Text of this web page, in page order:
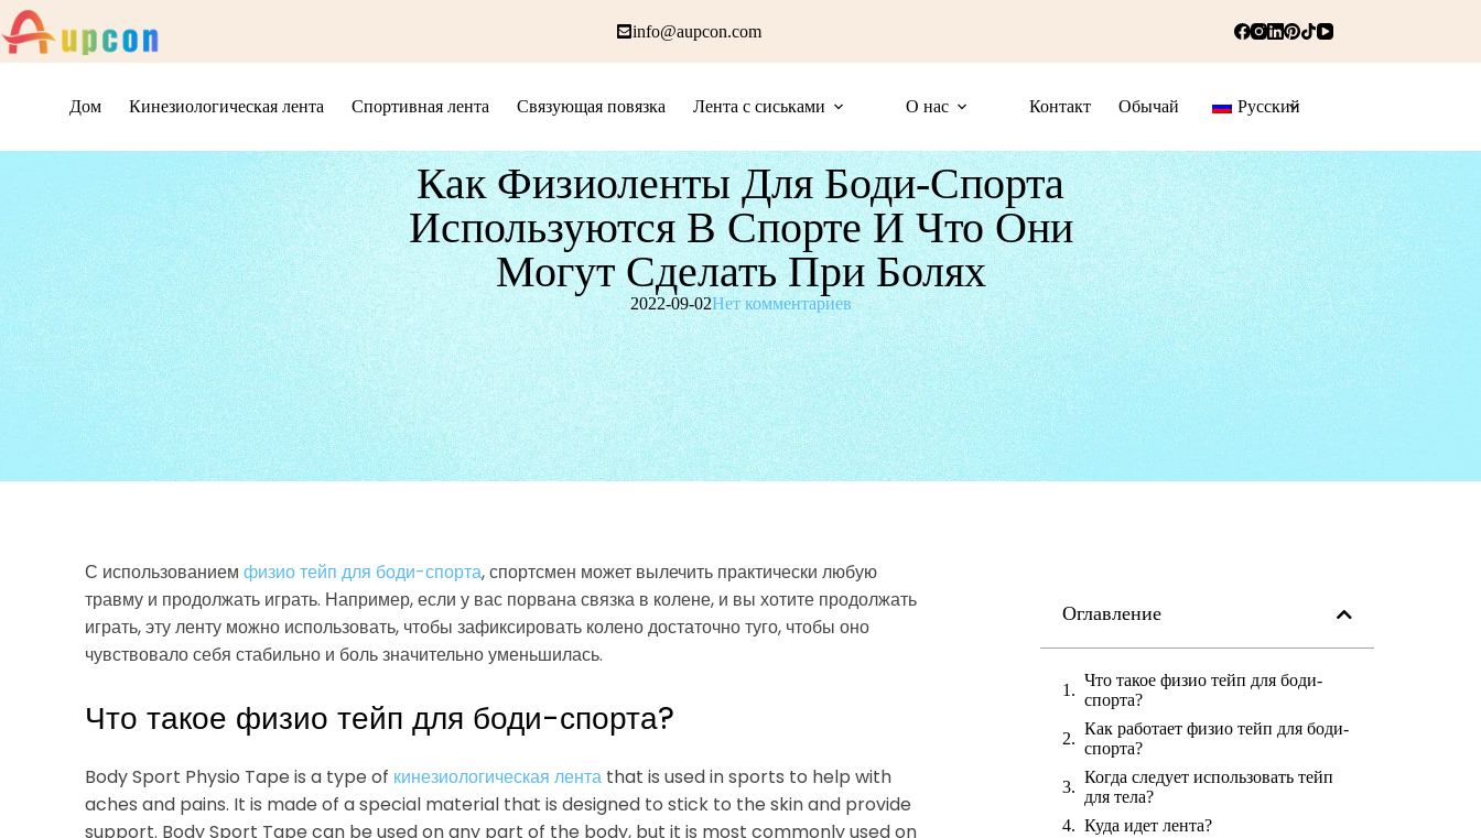
info@aupcon.com
Дом Кинезиологическая лента Спортивная лента Связующая повязка Лента с сиськами О нас Контакт Обычай Русский
Как Физиоленты Для Боди-Спорта
Используются В Спорте И Что Они
Могут Сделать При Болях
2022-09-02Нет комментариев
С использованиемфизио тейп для боди-спорта, спортсмен может вылечить практически любую
травму и продолжать играть. Например, если у вас порвана связка в колене, и вы хотите продолжать
играть, эту ленту можно использовать, чтобы зафиксировать колено достаточно туго, чтобы оно
чувствовало себя стабильно и боль значительно уменьшилась.
Что такое физио тейп для боди-спорта?
Body Sport Physio Tape is a type of кинезиологическая лента that is used in sports to help with
aches and pains. It is made of a special material that is designed to stick to the skin and provide
support. Body Sport Tape can be used on any part of the body, but it is most commonly used on
Оглавление
Что такое физио тейп для боди-
спорта?
Как работает физио тейп для боди-
спорта?
Когда следует использовать тейп
для тела?
Куда идет лента?